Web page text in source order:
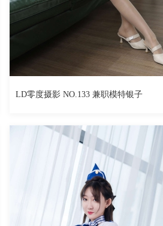
2379 阅读 0
魅丝社
LD零度摄影 NO.133 兼职模特银子